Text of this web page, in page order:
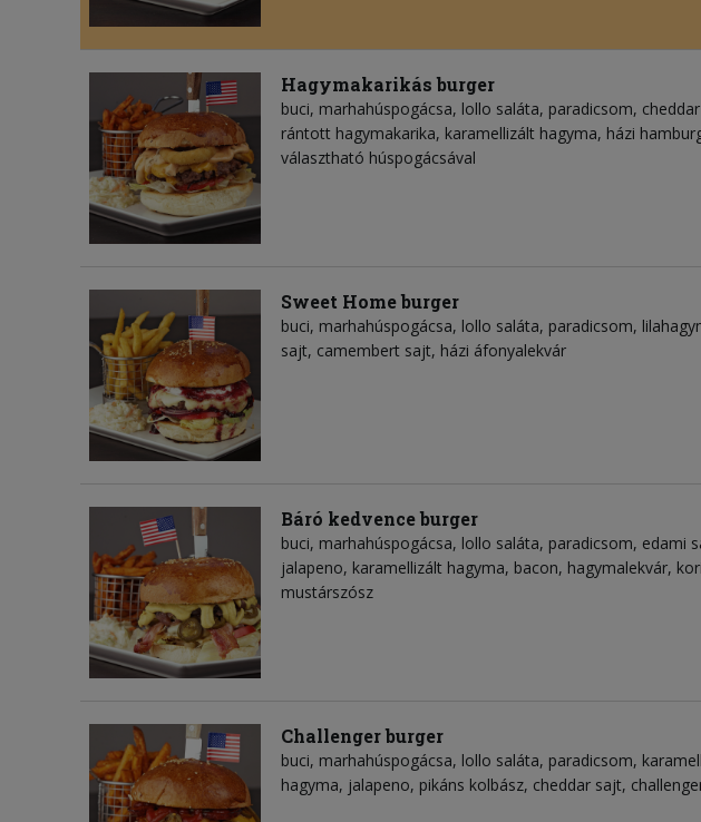
Hagymakarikás burger
buci, marhahúspogácsa, lollo saláta, paradicsom,
rántott hagymakarika, karamellizált hagyma, házi
választható húspogácsával
Sweet Home burger
buci, marhahúspogácsa, lollo saláta, paradicsom,
sajt, camembert sajt, házi áfonyalekvár
Báró kedvence burger
buci, marhahúspogácsa, lollo saláta, paradicsom, edami
jalapeno, karamellizált hagyma, bacon, hagymalekvár,
mustárszósz
Challenger burger
buci, marhahúspogácsa, lollo saláta, paradicsom,
hagyma, jalapeno, pikáns kolbász, cheddar sajt,